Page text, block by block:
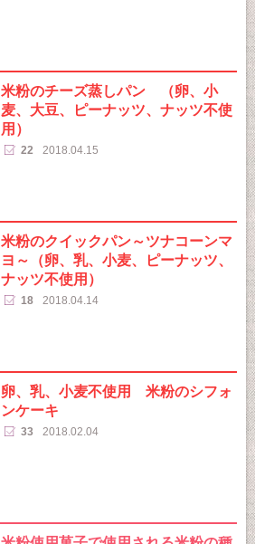
米粉のチーズ蒸しパン （卵、小
麦、大豆、ピーナッツ、ナッツ不使
用）
22 2018.04.15
米粉のクイックパン～ツナコーンマ
ヨ～（卵、乳、小麦、ピーナッツ、
ナッツ不使用）
18 2018.04.14
卵、乳、小麦不使用 米粉のシフォ
ンケーキ
33 2018.02.04